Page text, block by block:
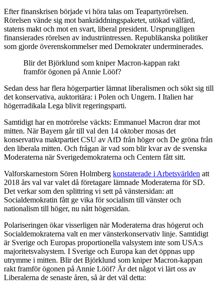
Efter finanskrisen började vi höra talas om Teapartyrörelsen.
Rörelsen vände sig mot bankräddningspaketet, utökad välfärd,
statens makt och mot en svart, liberal president. Ursprungligen
finansierades rörelsen av industriintressen. Republikanska politiker
som gjorde överenskommelser med Demokrater underminerades.
Blir det Björklund som kniper Macron-kappan rakt
framför ögonen på Annie Lööf?
Sedan dess har flera högerpartier lämnat liberalismen och sökt sig till
det konservativa, auktoritära: i Polen och Ungern. I Italien har
högerradikala Lega blivit regeringsparti.
Samtidigt har en motrörelse väckts: Emmanuel Macron drar mot
mitten. När Bayern går till val den 14 oktober mosas det
konservativa maktpartiet CSU av AfD från höger och De gröna från
den liberala mitten. Och frågan är vad som blir kvar av de svenska
Moderaterna när Sverigedemokraterna och Centern fått sitt.
Valforskarnestorn Sören Holmberg konstaterade i Arbetsvärlden att
2018 års val var valet då företagare lämnade Moderaterna för SD.
Det verkar som den splittring vi sett på vänstersidan: att
Socialdemokratin fått ge vika för socialism till vänster och
nationalism till höger, nu nått högersidan.
Polariseringen ökar visserligen när Moderaterna dras högerut och
Socialdemokraterna valt en mer vänsterkonservativ linje. Samtidigt
är Sverige och Europas proportionella valsystem inte som USA:s
majoritetsvalsystem. I Sverige och Europa kan det öppnas upp
utrymme i mitten. Blir det Björklund som kniper Macron-kappan
rakt framför ögonen på Annie Lööf? Är det något vi lärt oss av
Liberalerna de senaste åren, så är det väl detta: